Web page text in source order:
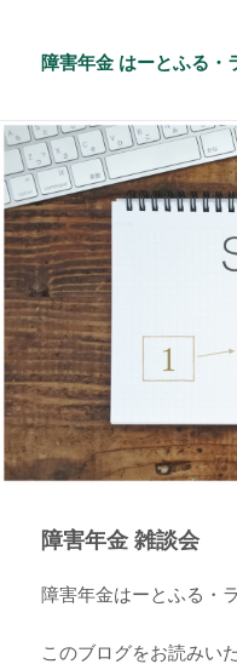
障害年金 はーとふる・
障害年金 雑談会
障害年金はーとふる・
このブログをお読みい